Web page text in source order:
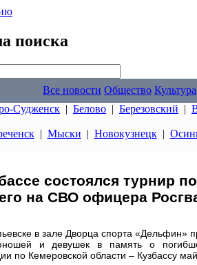
поиска
Все новости Общество Культура
Судженск | Белово | Березовский |
| Мыски | Новокузнецк|
состоялся турнир
на СВО офицера
в зале Дворца спорта «Дельфин»
и девушек в память о
по Кемеровской области – Кузбассу